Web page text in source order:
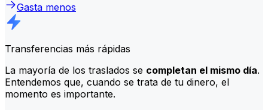
Gasta menos
Transferencias más rápidas
La mayoría de los traslados se completan el mismo día.
Entendemos que, cuando se trata de tu dinero, el
momento es importante.